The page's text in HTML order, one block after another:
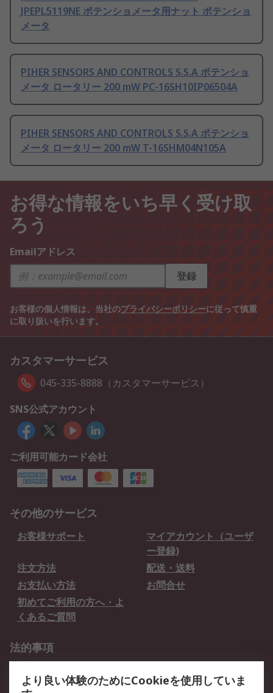
JPEPL5119NE ポテンショメータ用ナット ポテンショ
メータ
PIHER SENSORS AND CONTROLS S.S.A ポテンショ
メータ ロータリー 200 mW PC-16SH10IP06504A
PIHER SENSORS AND CONTROLS S.S.A ポテンショ
メータ ロータリー 200 mW T-16SHM04N105A
お得な情報をいち早く受け取
ろう
Emailアドレス
登録
お客様の個人情報は、当社のプライバシーポリシーに従って慎重
に取り扱いを行います。
カスタマーサービス
045-335-8888（カスタマーサービス）
SNS公式アカウント
ご利用可能カード会社
その他のサービス
お客様サポート
マイアカウント（ユーザ
ー登録)
注文方法
配送・送料
お支払い方法
お問合せ
初めてご利用の方へ・よ
くあるご質問
法的事項
クッキーポリシー
より良い体験のためにCookieを使用していま